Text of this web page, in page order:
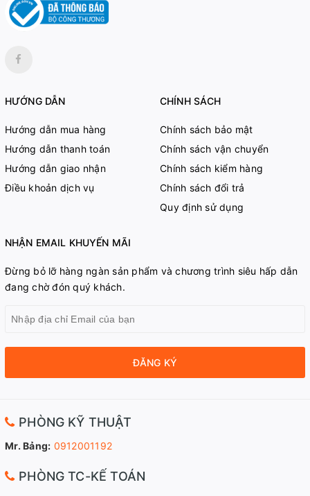
HƯỚNG DẪN
Hướng dẫn mua hàng
Hướng dẫn thanh toán
Hướng dẫn giao nhận
Điều khoản dịch vụ
CHÍNH SÁCH
Chính sách bảo mật
Chính sách vận chuyển
Chính sách kiểm hàng
Chính sách đổi trả
Quy định sử dụng
NHẬN EMAIL KHUYẾN MÃI
Đừng bỏ lỡ hàng ngàn sản phẩm và chương trình siêu hấp dẫn
đang chờ đón quý khách.
ĐĂNG KÝ
PHÒNG KỸ THUẬT
Mr. Bảng: 0912001192
PHÒNG TC-KẾ TOÁN